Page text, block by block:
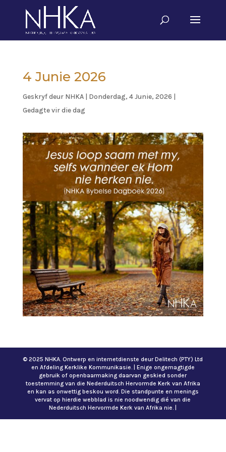
4 Junie 2026
Geskryf deur NHKA| Donderdag, 4 Junie, 2026 |
Gedagte vir die dag
© 2025 NHKA. Ontwerp en internetdienste deur Delitech (PTY) Ltd
en Afdeling Kerklike Kommunikasie. | Enige ongemagtigde
gebruik of openbaarmaking daarvan geskied sonder
toestemming van die Nederduitsch Hervormde Kerk van Afrika
en kan as onwettig beskou word. Die standpunte en menings
vervat op hierdie webblad is nie noodwendig dié van die
Nederduitsch Hervormde Kerk van Afrika nie. |